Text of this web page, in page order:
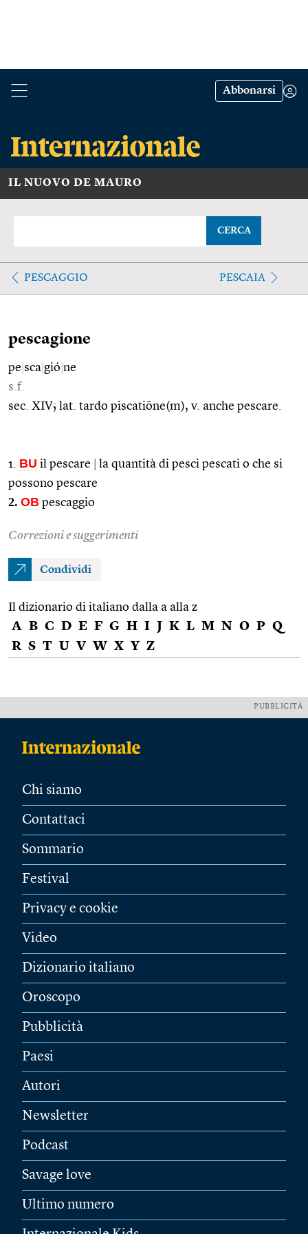
Abbonarsi
IL NUOVO DE MAURO
CERCA
PESCAGGIO PESCAIA
pescagione
pe sca gió ne
s.f.
sec. XIV; lat. tardo piscatiōne(m), v. anche pescare.
1. BU il pescare
la quantità di pesci pescati o che si
possono pescare
2. OB pescaggio
Correzioni e suggerimenti
Condividi
Il dizionario di italiano dalla a alla z
A B C D E F G H I J K L M N O P Q
R S T U V W X Y Z
PUBBLICITÀ
Chi siamo
Contattaci
Sommario
Festival
Privacy e cookie
Video
Dizionario italiano
Oroscopo
Pubblicità
Paesi
Autori
Newsletter
Podcast
Savage love
Ultimo numero